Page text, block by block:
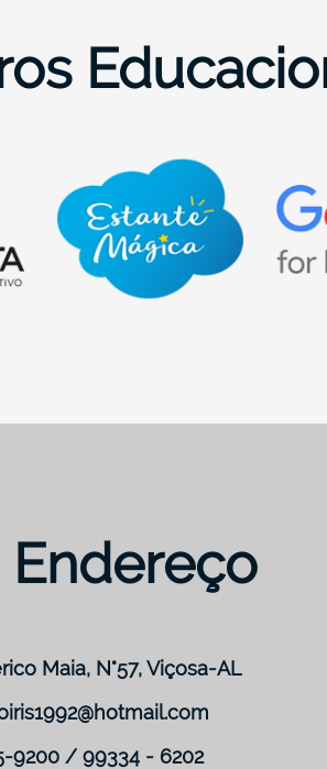
Endereço
Maia, N°57, Viçosa-AL
9200 / 99334 - 6202